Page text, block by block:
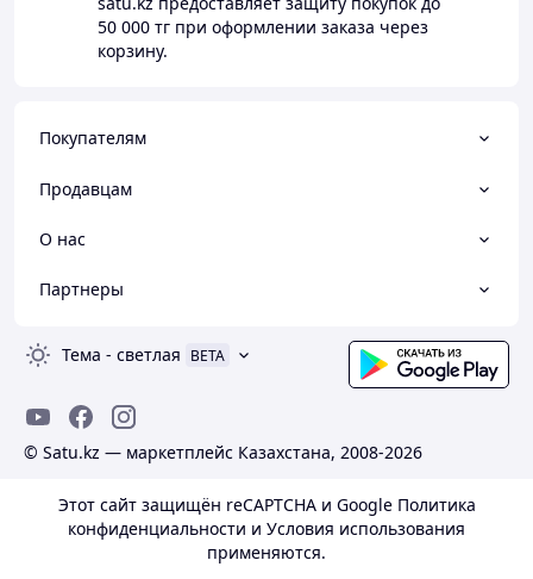
50 000 тг при оформлении заказа через
корзину.
Покупателям
Продавцам
О нас
Партнеры
Тема - светлая BETA
© Satu.kz — маркетплейс Казахстана, 2008-2026
Этот сайт защищён reCAPTCHA и Google Политика
конфиденциальности и Условия использования
применяются.